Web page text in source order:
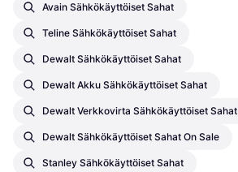
Avain Sähkökäyttöiset Sahat
Teline Sähkökäyttöiset Sahat
Dewalt Sähkökäyttöiset Sahat
Dewalt Akku Sähkökäyttöiset Sahat
Dewalt Verkkovirta Sähkökäyttöiset Sahat
Dewalt Sähkökäyttöiset Sahat On Sale
Stanley Sähkökäyttöiset Sahat